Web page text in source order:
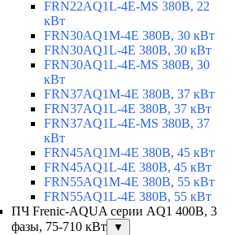
FRN22AQ1L-4E-MS 380В, 22
кВт
FRN30AQ1M-4E 380В, 30 кВт
FRN30AQ1L-4E 380В, 30 кВт
FRN30AQ1L-4E-MS 380В, 30
кВт
FRN37AQ1M-4E 380В, 37 кВт
FRN37AQ1L-4E 380В, 37 кВт
FRN37AQ1L-4E-MS 380В, 37
кВт
FRN45AQ1M-4E 380В, 45 кВт
FRN45AQ1L-4E 380В, 45 кВт
FRN55AQ1M-4E 380В, 55 кВт
FRN55AQ1L-4E 380В, 55 кВт
ПЧ Frenic-AQUA серии AQ1 400В, 3
фазы, 75-710 кВт
▼